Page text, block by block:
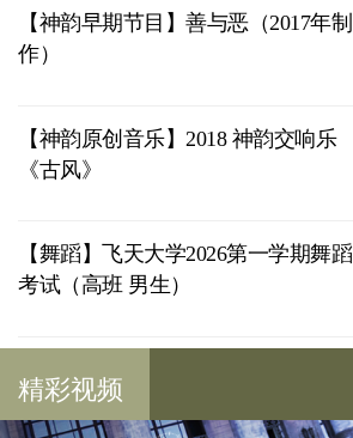
【神韵早期节目】善与恶（2017年制
作）
【神韵原创音乐】2018 神韵交响乐
《古风》
【舞蹈】飞天大学2026第一学期舞蹈
考试（高班 男生）
精彩视频